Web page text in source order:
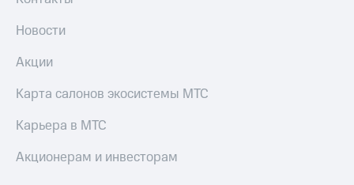
Новости
Акции
Карта салонов экосистемы МТС
Карьера в МТС
Акционерам и инвесторам